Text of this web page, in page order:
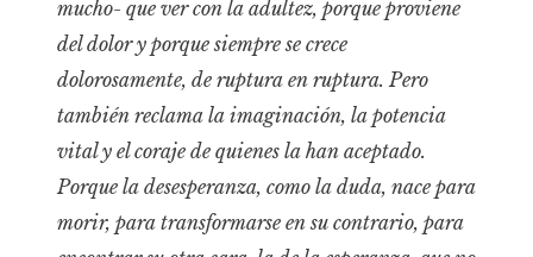
mucho- que ver con la adultez, porque proviene
del dolor y porque siempre se crece
dolorosamente, de ruptura en ruptura. Pero
también reclama la imaginación, la potencia
vital y el coraje de quienes la han aceptado.
Porque la desesperanza, como la duda, nace para
morir, para transformarse en su contrario, para